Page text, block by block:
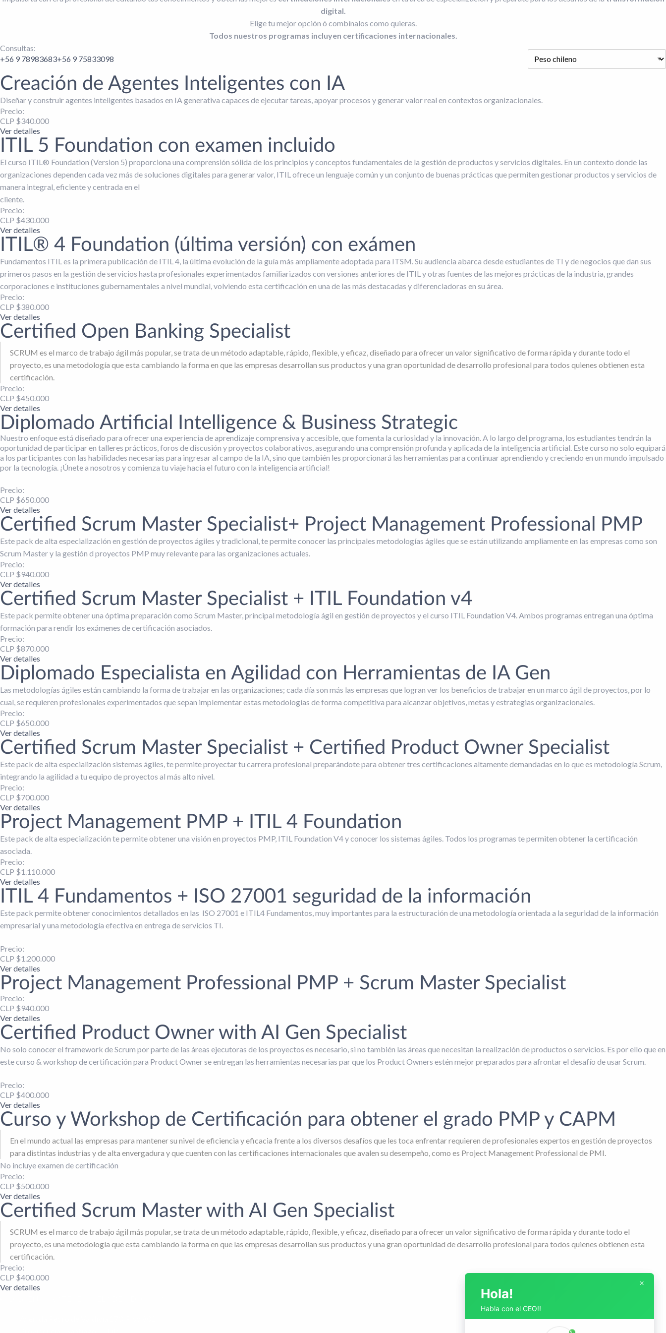
digital.
Elige tu mejor opción ó combínalos como quieras.
Todos nuestros programas incluyen certificaciones internacionales.
Consultas:
+56 9 78983683+56 9 75833098
Creación de Agentes Inteligentes con IA
Diseñar y construir agentes inteligentes basados en IA generativa capaces de ejecutar tareas, apoyar procesos y generar valor real en contextos organizacionales.
Precio:
CLP $340.000
Ver detalles
ITIL 5 Foundation con examen incluido
El curso ITIL® Foundation (Version 5) proporciona una comprensión sólida de los principios y conceptos fundamentales de la gestión de productos y servicios digitales. En un contexto donde las
organizaciones dependen cada vez más de soluciones digitales para generar valor, ITIL ofrece un lenguaje común y un conjunto de buenas prácticas que permiten gestionar productos y servicios de
manera integral, eficiente y centrada en el
cliente.
Precio:
CLP $430.000
Ver detalles
ITIL® 4 Foundation (última versión) con exámen
Fundamentos ITIL es la primera publicación de ITIL 4, la última evolución de la guía más ampliamente adoptada para ITSM. Su audiencia abarca desde estudiantes de TI y de negocios que dan sus
primeros pasos en la gestión de servicios hasta profesionales experimentados familiarizados con versiones anteriores de ITIL y otras fuentes de las mejores prácticas de la industria, grandes
corporaciones e instituciones gubernamentales a nivel mundial, volviendo esta certificación en una de las más destacadas y diferenciadoras en su área.
Precio:
CLP $380.000
Ver detalles
Certified Open Banking Specialist
SCRUM es el marco de trabajo ágil más popular, se trata de un método adaptable, rápido, flexible, y eficaz, diseñado para ofrecer un valor significativo de forma rápida y durante todo el
proyecto, es una metodología que esta cambiando la forma en que las empresas desarrollan sus productos y una gran oportunidad de desarrollo profesional para todos quienes obtienen esta
certificación.
Precio:
CLP $450.000
Ver detalles
Diplomado Artificial Intelligence & Business Strategic
Nuestro enfoque está diseñado para ofrecer una experiencia de aprendizaje comprensiva y accesible, que fomenta la curiosidad y la innovación. A lo largo del programa, los estudiantes tendrán la
oportunidad de participar en talleres prácticos, foros de discusión y proyectos colaborativos, asegurando una comprensión profunda y aplicada de la inteligencia artificial. Este curso no solo equipará
a los participantes con las habilidades necesarias para ingresar al campo de la IA, sino que también les proporcionará las herramientas para continuar aprendiendo y creciendo en un mundo impulsado
por la tecnología. ¡Únete a nosotros y comienza tu viaje hacia el futuro con la inteligencia artificial!
Precio:
CLP $650.000
Ver detalles
Certified Scrum Master Specialist+ Project Management Professional PMP
Este pack de alta especialización en gestión de proyectos ágiles y tradicional, te permite conocer las principales metodologías ágiles que se están utilizando ampliamente en las empresas como son
Scrum Master y la gestión d proyectos PMP muy relevante para las organizaciones actuales.
Precio:
CLP $940.000
Ver detalles
Certified Scrum Master Specialist + ITIL Foundation v4
Este pack permite obtener una óptima preparación como Scrum Master, principal metodología ágil en gestión de proyectos y el curso ITIL Foundation V4. Ambos programas entregan una óptima
formación para rendir los exámenes de certificación asociados.
Precio:
CLP $870.000
Ver detalles
Diplomado Especialista en Agilidad con Herramientas de IA Gen
Las metodologías ágiles están cambiando la forma de trabajar en las organizaciones; cada día son más las empresas que logran ver los beneficios de trabajar en un marco ágil de proyectos, por lo
cual, se requieren profesionales experimentados que sepan implementar estas metodologías de forma competitiva para alcanzar objetivos, metas y estrategias organizacionales.
Precio:
CLP $650.000
Ver detalles
Certified Scrum Master Specialist + Certified Product Owner Specialist
Este pack de alta especialización sistemas ágiles, te permite proyectar tu carrera profesional preparándote para obtener tres certificaciones altamente demandadas en lo que es metodología Scrum,
integrando la agilidad a tu equipo de proyectos al más alto nivel.
Precio:
CLP $700.000
Ver detalles
Project Management PMP + ITIL 4 Foundation
Este pack de alta especialización te permite obtener una visión en proyectos PMP, ITIL Foundation V4 y conocer los sistemas ágiles. Todos los programas te permiten obtener la certificación
asociada.
Precio:
CLP $1.110.000
Ver detalles
ITIL 4 Fundamentos + ISO 27001 seguridad de la información
Este pack permite obtener conocimientos detallados en las ISO 27001 e ITIL4 Fundamentos, muy importantes para la estructuración de una metodología orientada a la seguridad de la información
empresarial y una metodología efectiva en entrega de servicios TI.
Precio:
CLP $1.200.000
Ver detalles
Project Management Professional PMP + Scrum Master Specialist
Precio:
CLP $940.000
Ver detalles
Certified Product Owner with AI Gen Specialist
No solo conocer el framework de Scrum por parte de las áreas ejecutoras de los proyectos es necesario, si no también las áreas que necesitan la realización de productos o servicios. Es por ello que en
este curso & workshop de certificación para Product Owner se entregan las herramientas necesarias par que los Product Owners estén mejor preparados para afrontar el desafío de usar Scrum.
Precio:
CLP $400.000
Ver detalles
Curso y Workshop de Certificación para obtener el grado PMP y CAPM
En el mundo actual las empresas para mantener su nivel de eficiencia y eficacia frente a los diversos desafíos que les toca enfrentar requieren de profesionales expertos en gestión de proyectos
para distintas industrias y de alta envergadura y que cuenten con las certificaciones internacionales que avalen su desempeño, como es Project Management Professional de PMI.
No incluye examen de certificación
Precio:
CLP $500.000
Ver detalles
Certified Scrum Master with AI Gen Specialist
SCRUM es el marco de trabajo ágil más popular, se trata de un método adaptable, rápido, flexible, y eficaz, diseñado para ofrecer un valor significativo de forma rápida y durante todo el
proyecto, es una metodología que esta cambiando la forma en que las empresas desarrollan sus productos y una gran oportunidad de desarrollo profesional para todos quienes obtienen esta
certificación.
Precio:
CLP $400.000
Ver detalles
×
Hola!
Habla con el CEO!!
×
Hola!
Habla con el CEO!!